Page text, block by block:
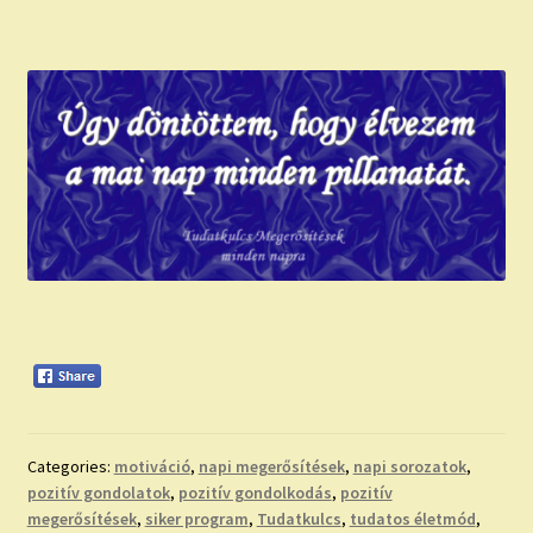
Categories: motiváció, napi megerősítések, napi sorozatok,
pozitív gondolatok, pozitív gondolkodás, pozitív
megerősítések, siker program, Tudatkulcs, tudatos életmód,